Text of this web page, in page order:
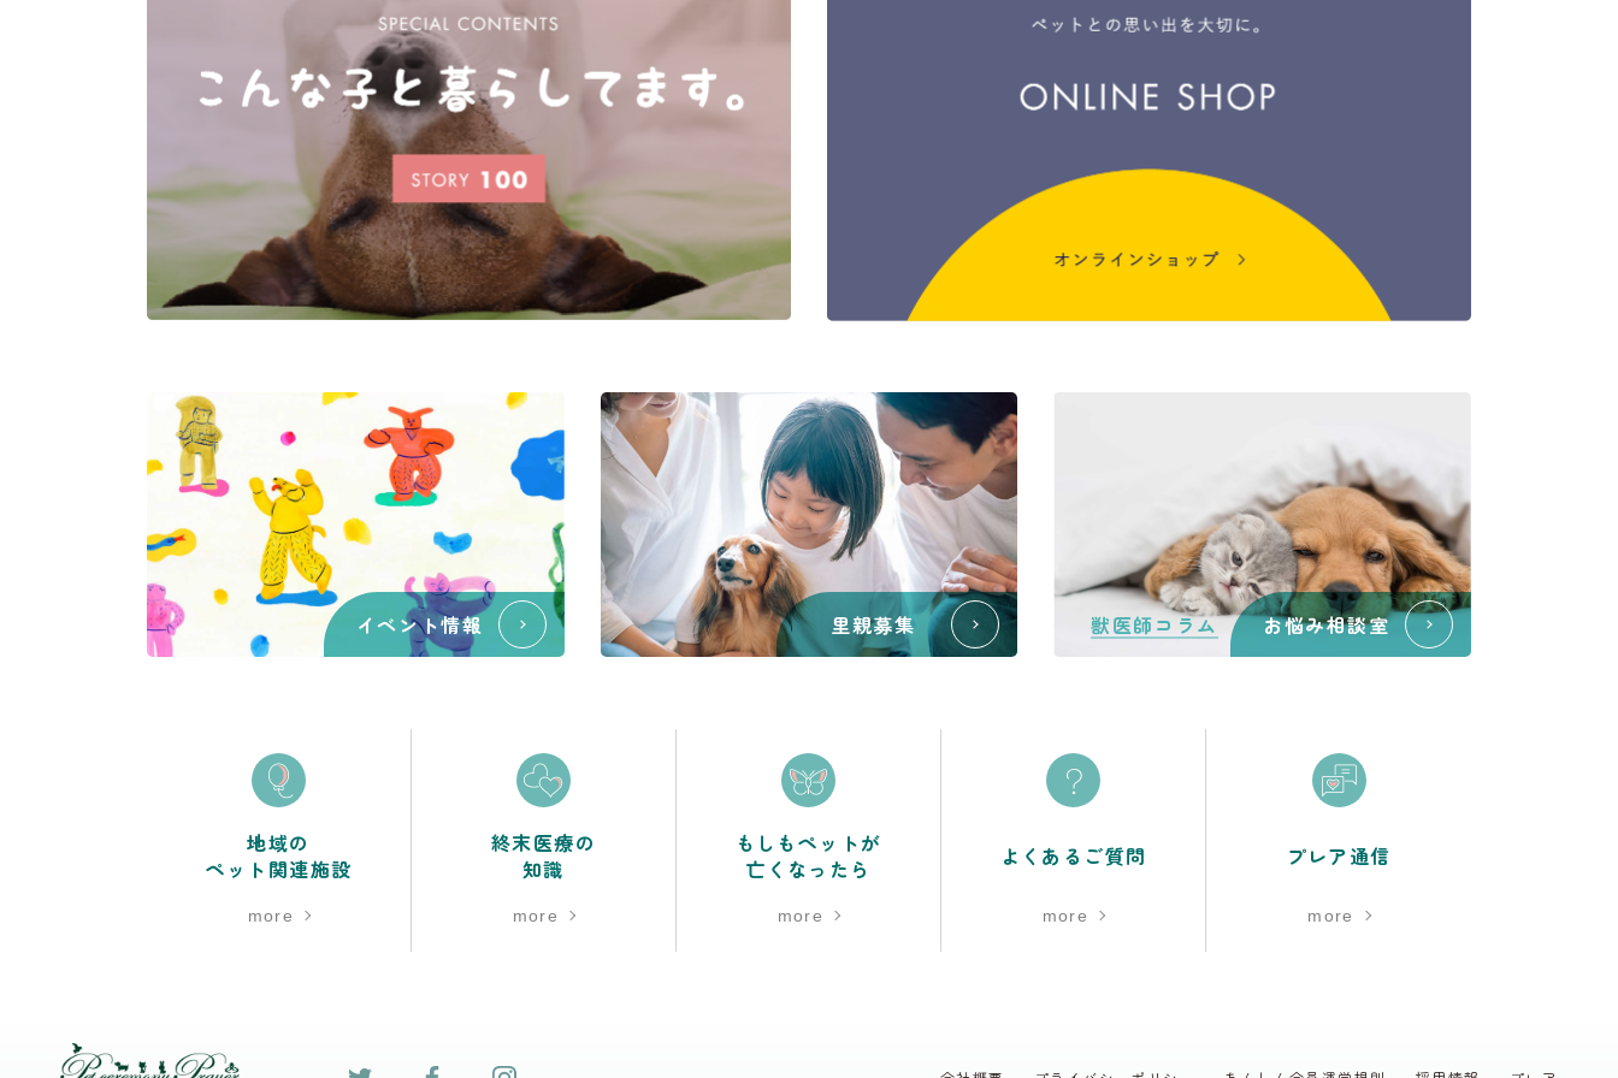
イベント情報 里親募集 獣医師コラム お悩み相談室
地域の
ペット関連施設
more
終末医療の
知識
more
もしもペットが
亡くなったら
more
よくあるご質問
more
プレア通信
more